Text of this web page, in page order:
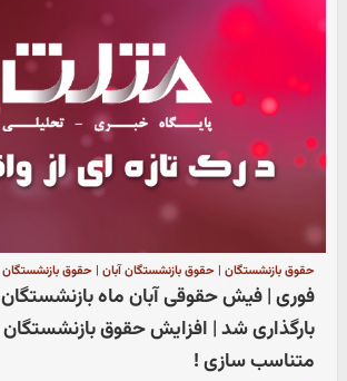
حقوق بازنشستگان | حقوق بازنشستگان آبان | حقوق
فوری | فیش حقوقی آبان ماه
بارگذاری شد | افزایش حقوق بازنشستگان
متناسب سازی !